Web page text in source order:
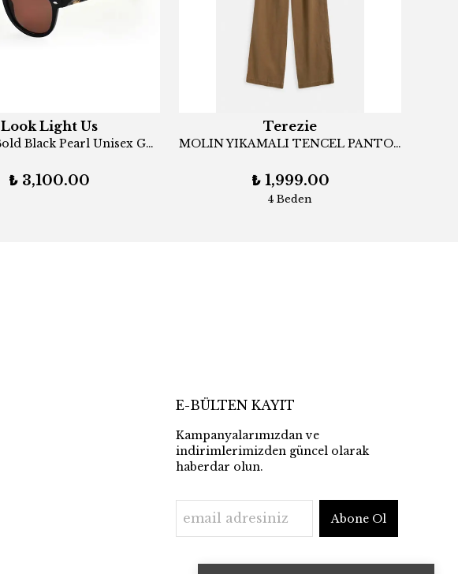
Look Light Us
Langdon Bold Black Pearl Unisex Güneş Gözlüğü
₺ 3,100.00
Terezie
MOLIN YIKAMALI TENCEL PANTOLON BEJ
₺ 1,999.00
4 Beden
E-BÜLTEN KAYIT
Kampanyalarımızdan ve
indirimlerimizden güncel olarak
haberdar olun.
Abone Ol